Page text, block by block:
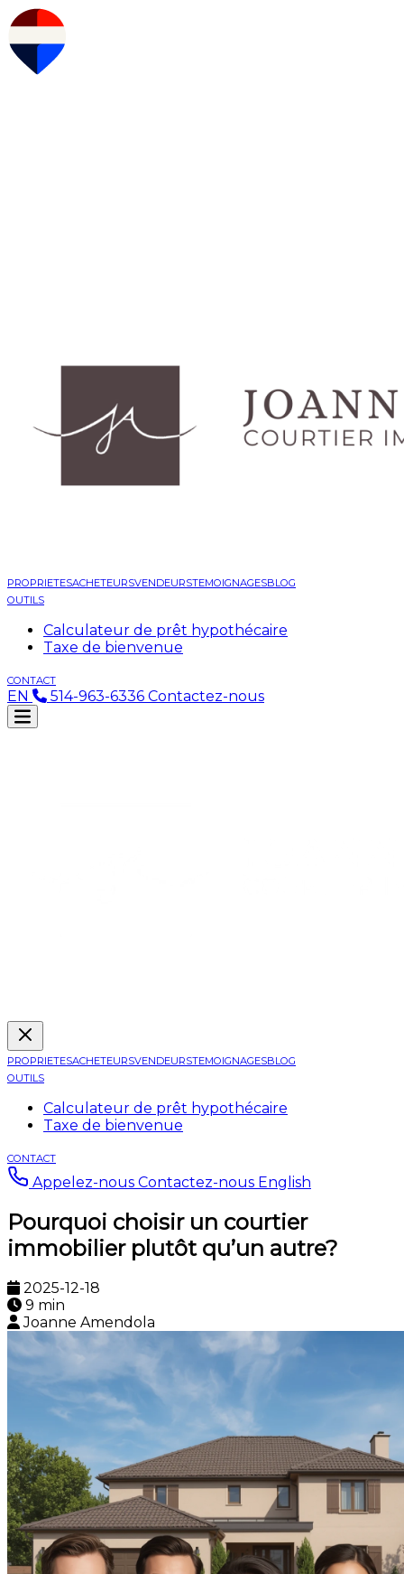
PROPRIETESACHETEURSVENDEURSTEMOIGNAGESBLOG
OUTILS
Calculateur de prêt hypothécaire
Taxe de bienvenue
CONTACT
EN 514-963-6336 Contactez-nous
PROPRIETESACHETEURSVENDEURSTEMOIGNAGESBLOG
OUTILS
Calculateur de prêt hypothécaire
Taxe de bienvenue
CONTACT
Appelez-nous Contactez-nous English
Pourquoi choisir un courtier
immobilier plutôt qu’un autre?
2025-12-18
9 min
Joanne Amendola